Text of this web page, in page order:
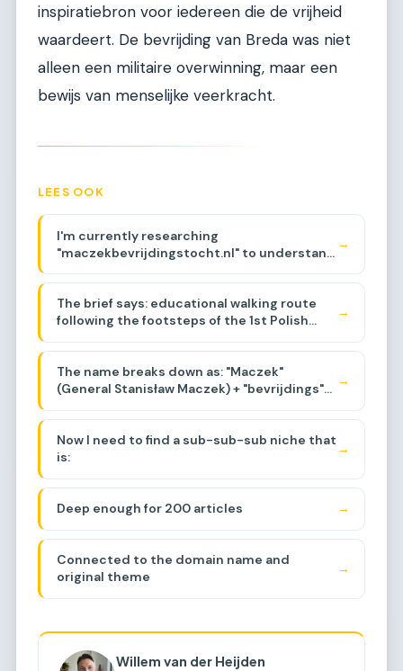
inspiratiebron voor iedereen die de vrijheid
waardeert. De bevrijding van Breda was niet
alleen een militaire overwinning, maar een
bewijs van menselijke veerkracht.
LEES OOK
I'm currently researching
"maczekbevrijdingstocht.nl" to understand
appears to be related to a walking route
commemorating General Maczek and the
Polish liberation of the Netherlands during
Nassau/Breda area. Let me think about the
sub-sub-niche.
→
The brief says: educational walking route
following the footsteps of the 1st Polish
Breda area, liberation of the region.
→
The name breaks down as: "Maczek"
(General Stanisław Maczek) + "bevrijdings"
(journey/march/route).
→
Now I need to find a sub-sub-sub niche that
is:
→
Deep enough for 200 articles →
Connected to the domain name and
original theme
→
Willem van der Heijden